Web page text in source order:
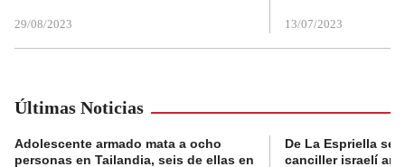
29/08/2023 13/07/2023
Últimas Noticias
Adolescente armado mata a ocho
personas en Tailandia, seis de ellas en
De La Espriella se
canciller israelí